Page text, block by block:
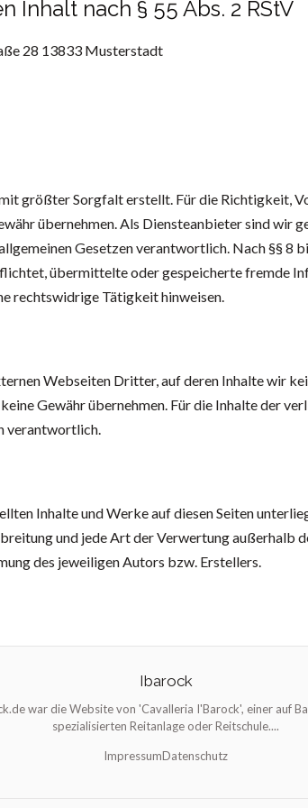
Inhalt nach § 55 Abs. 2 RStV
28 13833 Musterstadt
größter Sorgfalt erstellt. Für die Richtigkeit,
übernehmen. Als Diensteanbieter sind wir
Gesetzen verantwortlich. Nach §§ 8
übermittelte oder gespeicherte fremde
rechtswidrige Tätigkeit hinweisen.
Webseiten Dritter, auf deren Inhalte wir
Gewähr übernehmen. Für die Inhalte der
verantwortlich.
Inhalte und Werke auf diesen Seiten
und jede Art der Verwertung außerhalb
des jeweiligen Autors bzw. Erstellers.
Ibarock
war die Website von 'Cavalleria I'Barock', einer auf
spezialisierten Reitanlage oder Reitschule....
ImpressumDatenschutz